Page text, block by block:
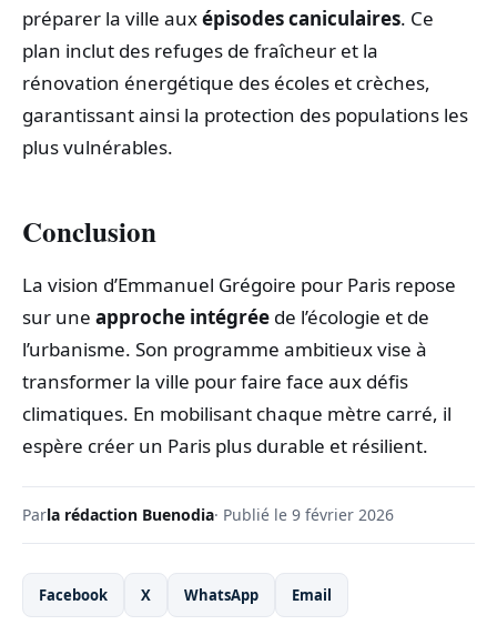
préparer la ville auxépisodes caniculaires. Ce
plan inclut des refuges de fraîcheur et la
rénovation énergétique des écoles et crèches,
garantissant ainsi la protection des populations les
plus vulnérables.
Conclusion
La vision d’Emmanuel Grégoire pour Paris repose
sur une approche intégrée de l’écologie et de
l’urbanisme. Son programme ambitieux vise à
transformer la ville pour faire face aux défis
climatiques. En mobilisant chaque mètre carré, il
espère créer un Paris plus durable et résilient.
Parla rédaction Buenodia· Publié le 9 février 2026
Facebook X WhatsApp Email